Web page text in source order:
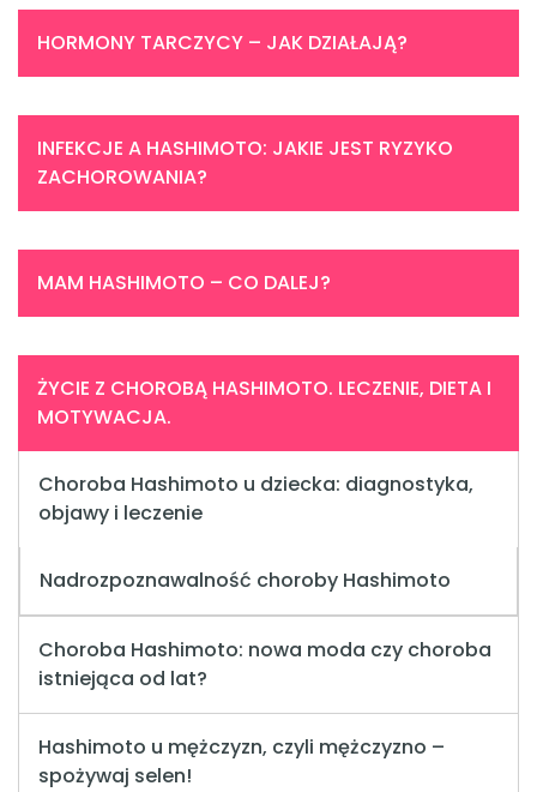
HORMONY TARCZYCY – JAK DZIAŁAJĄ?
INFEKCJE A HASHIMOTO: JAKIE JEST RYZYKO
ZACHOROWANIA?
MAM HASHIMOTO – CO DALEJ?
ŻYCIE Z CHOROBĄ HASHIMOTO. LECZENIE, DIETA I
MOTYWACJA.
Choroba Hashimoto u dziecka: diagnostyka,
objawy i leczenie
Nadrozpoznawalność choroby Hashimoto
Choroba Hashimoto: nowa moda czy choroba
istniejąca od lat?
Hashimoto u mężczyzn, czyli mężczyzno –
spożywaj selen!